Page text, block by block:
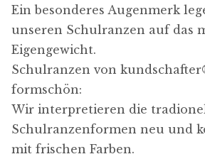
Ein besonderes Augenmerk
unseren Schulranzen auf das
Eigengewicht.
Schulranzen von
formschön:
Wir interpretieren die
Schulranzenformen neu und
mit frischen Farben.
auf